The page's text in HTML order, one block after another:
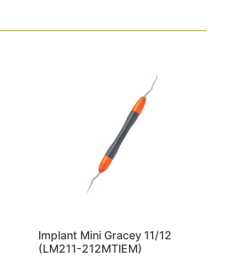
Implant Mini Gracey 11/12
(LM211-212MTIEM)